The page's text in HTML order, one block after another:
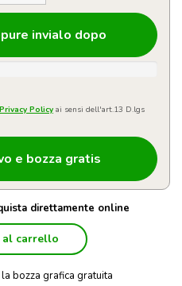
invialo dopo
Privacy Policy ai sensi dell'art.13 D.lgs
direttamente online
carrello
bozza grafica gratuita